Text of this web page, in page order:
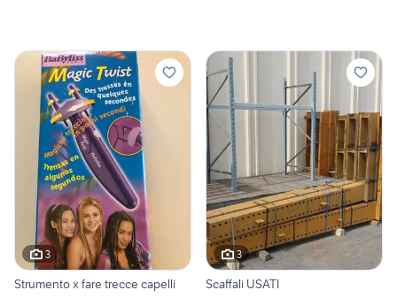
3
Strumento x fare trecce capelli
3
Scaffali USATI